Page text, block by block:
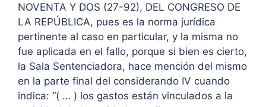
NOVENTA Y DOS (27-92), DEL CONGRESO DE
LA REPÚBLICA, pues es la norma jurídica
pertinente al caso en particular, y la misma no
fue aplicada en el fallo, porque si bien es cierto,
la Sala Sentenciadora, hace mención del mismo
en la parte final del considerando IV cuando
indica: “( … ) los gastos están vinculados a la